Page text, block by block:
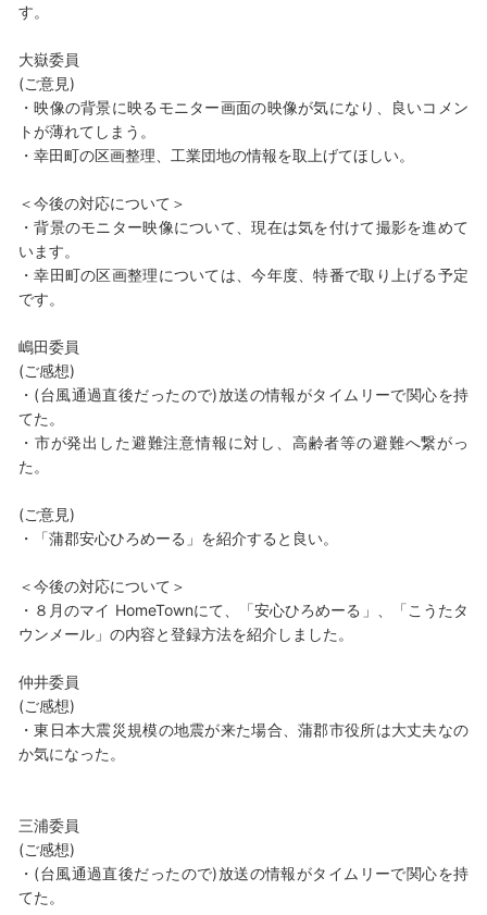
す。
大嶽委員
(ご意見)
・映像の背景に映るモニター画面の映像が気になり、良いコメン
トが薄れてしまう。
・幸田町の区画整理、工業団地の情報を取上げてほしい。
＜今後の対応について＞
・背景のモニター映像について、現在は気を付けて撮影を進めて
います。
・幸田町の区画整理については、今年度、特番で取り上げる予定
です。
嶋田委員
(ご感想)
・(台風通過直後だったので)放送の情報がタイムリーで関心を持
てた。
・市が発出した避難注意情報に対し、高齢者等の避難へ繋がっ
た。
(ご意見)
・「蒲郡安心ひろめーる」を紹介すると良い。
＜今後の対応について＞
・８月のマイ HomeTownにて、「安心ひろめーる」、「こうたタ
ウンメール」の内容と登録方法を紹介しました。
仲井委員
(ご感想)
・東日本大震災規模の地震が来た場合、蒲郡市役所は大丈夫なの
か気になった。
三浦委員
(ご感想)
・(台風通過直後だったので)放送の情報がタイムリーで関心を持
てた。